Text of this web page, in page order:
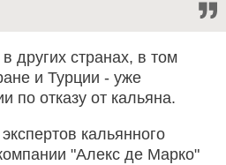
других странах, в том
и Турции - уже
по отказу от кальяна.
кальянного
"Алекс де Марко"